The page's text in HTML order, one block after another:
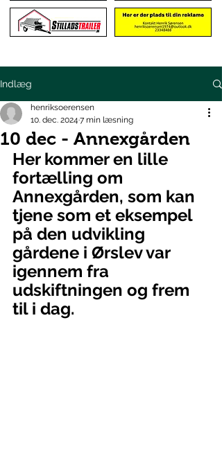
Indlæg
10 dec - Annexgården
henriksoerensen
10. dec. 2024 7 min læsning
Her kommer en lille
fortælling om
Annexgården, som kan
tjene som et eksempel
på den udvikling
gårdene i Ørslev var
igennem fra
udskiftningen og frem
til i dag.